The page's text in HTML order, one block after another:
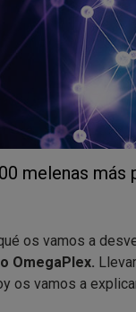
melenas más
os vamos a
OmegaPlex.
os vamos a